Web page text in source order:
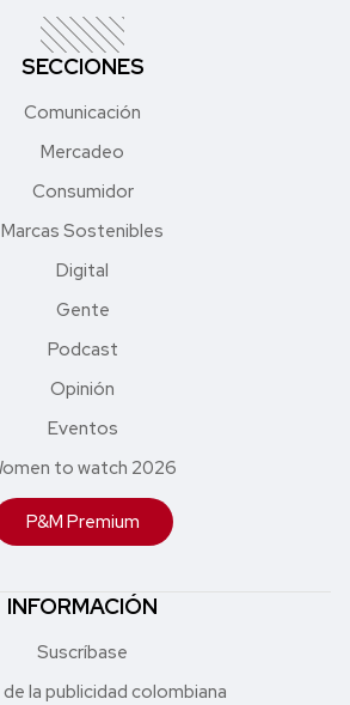
SECCIONES
Comunicación
Mercadeo
Consumidor
Marcas Sostenibles
Digital
Gente
Podcast
Opinión
Eventos
to watch 2026
P&M Premium
INFORMACIÓN
Suscríbase
la publicidad colombiana